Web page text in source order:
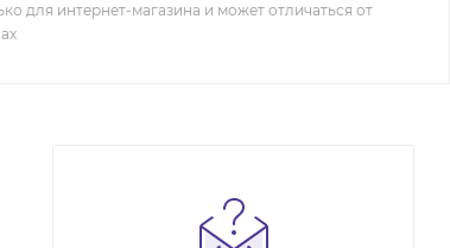
для интернет-магазина и может отличаться от